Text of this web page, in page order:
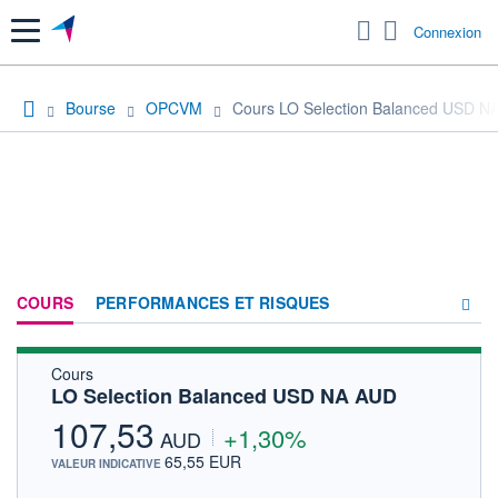
Menu Connexion
Bourse OPCVM Cours LO Selection Balanced USD
COURS PERFORMANCES ET RISQUES
FORUM
Cours
LO Selection Balanced USD NA AUD
107,53 AUD +1,30%
VALEUR INDICATIVE 65,55 EUR